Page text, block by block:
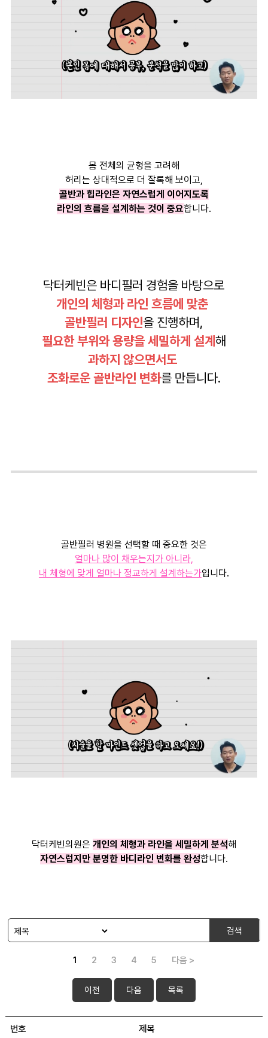
몸 전체의 균형을 고려해
허리는 상대적으로 더 잘록해 보이고,
골반과 힙라인은 자연스럽게 이어지도록
라인의 흐름을 설계하는 것이 중요합니다.
닥터케빈은 바디필러 경험을 바탕으로
개인의 체형과 라인 흐름에 맞춘
골반필러 디자인을 진행하며,
필요한 부위와 용량을 세밀하게 설계 해
과하지 않으면서도
조화로운 골반라인 변화를 만듭니다.
골반필러 병원을 선택할 때 중요한 것은
얼마나 많이 채우는지가 아니라,
내 체형에 맞게 얼마나 정교하게 설계하는가입니다.
닥터케빈의원은 개인의 체형과 라인을 세밀하게 분석해
자연스럽지만 분명한 바디라인 변화를 완성합니다.
검색
1 2 3 4 5 다음 >
이전 다음 목록
번호 제목